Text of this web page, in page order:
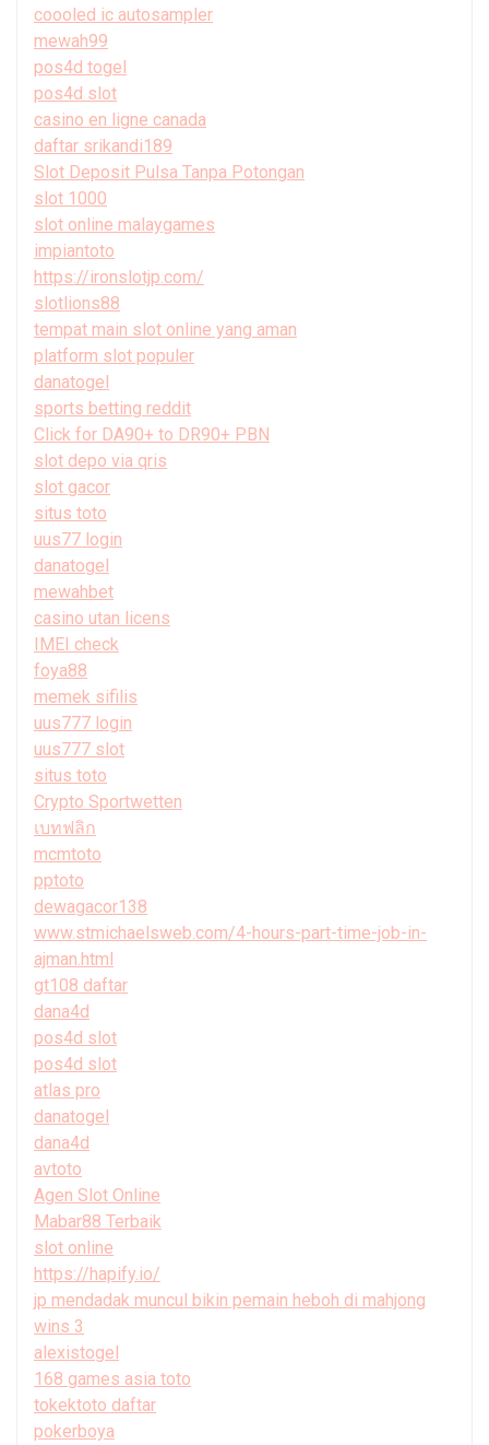
coooled ic autosampler
mewah99
pos4d togel
pos4d slot
casino en ligne canada
daftar srikandi189
Slot Deposit Pulsa Tanpa Potongan
slot 1000
slot online malaygames
impiantoto
https://ironslotjp.com/
slotlions88
tempat main slot online yang aman
platform slot populer
danatogel
sports betting reddit
Click for DA90+ to DR90+ PBN
slot depo via qris
slot gacor
situs toto
uus77 login
danatogel
mewahbet
casino utan licens
IMEI check
foya88
memek sifilis
uus777 login
uus777 slot
situs toto
Crypto Sportwetten
เบทฟลิก
mcmtoto
pptoto
dewagacor138
www.stmichaelsweb.com/4-hours-part-time-job-in-
ajman.html
gt108 daftar
dana4d
pos4d slot
pos4d slot
atlas pro
danatogel
dana4d
avtoto
Agen Slot Online
Mabar88 Terbaik
slot online
https://hapify.io/
jp mendadak muncul bikin pemain heboh di mahjong
wins 3
alexistogel
168 games asia toto
tokektoto daftar
pokerboya